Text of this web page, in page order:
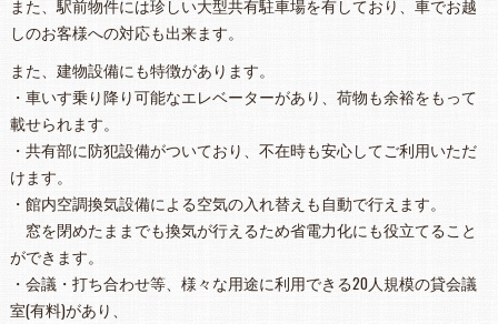
また、駅前物件には珍しい大型共有駐車場を有しており、車でお越
しのお客様への対応も出来ます。
また、建物設備にも特徴があります。
・車いす乗り降り可能なエレベーターがあり、荷物も余裕をもって
載せられます。
・共有部に防犯設備がついており、不在時も安心してご利用いただ
けます。
・館内空調換気設備による空気の入れ替えも自動で行えます。
窓を閉めたままでも換気が行えるため省電力化にも役立てること
ができます。
・会議・打ち合わせ等、様々な用途に利用できる20人規模の貸会議
室(有料)があり、